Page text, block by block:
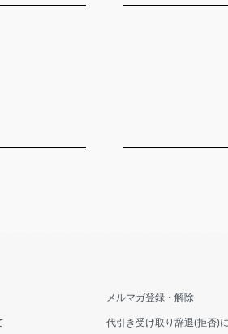
メルマガ登録・解除
代引き受け取り辞退(拒否)